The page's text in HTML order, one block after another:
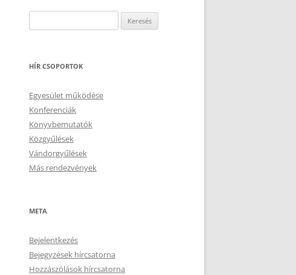
HÍR CSOPORTOK
Egyesület működése
Konferenciák
Könyvbemutatók
Közgyűlések
Vándorgyűlések
Más rendezvények
META
Bejelentkezés
Bejegyzések hírcsatorna
Hozzászólások hírcsatorna